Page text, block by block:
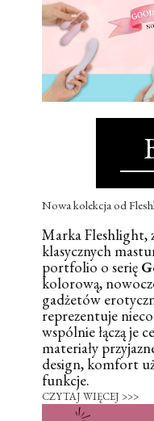
Nowa kolekcja od
Marka Fleshlight,
klasycznych
portfolio o serię
kolorową,
gadżetów
reprezentuje
wspólnie łączą je
materiały
design, komfort
funkcje.
CZYTAJ WIĘCEJ >>>